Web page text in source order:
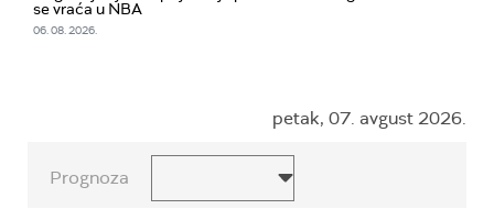
se vraća u NBA
06. 08. 2026.
petak, 07. avgust 2026.
Prognoza